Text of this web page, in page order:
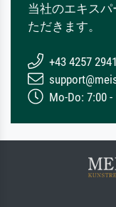
当社のエキス
ただきます。
+43 4257
Mo-Do: 7:00 -